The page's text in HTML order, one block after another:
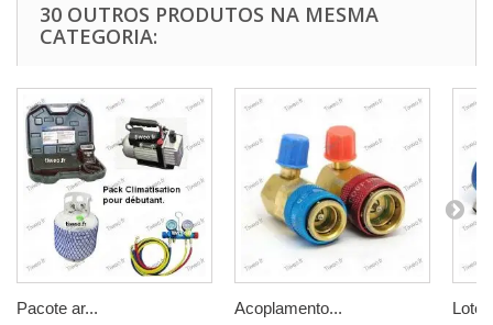
30 OUTROS PRODUTOS NA MESMA
CATEGORIA:
Pacote ar... Acoplamento... Lote